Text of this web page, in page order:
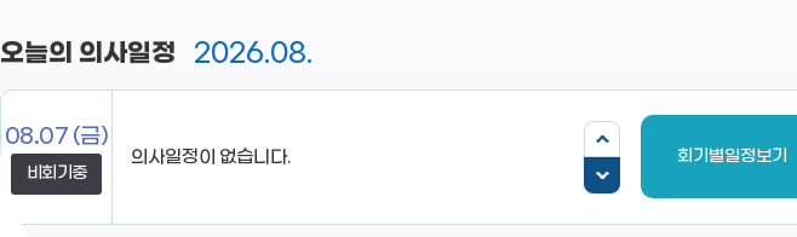
오늘의 의사일정 2026.08.
08.07 (금)
비회기중
회기별일정보기